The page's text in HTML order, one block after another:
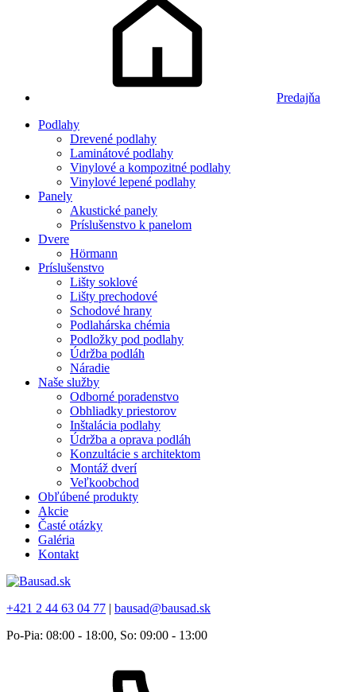
Predajňa
Podlahy
Drevené podlahy
Laminátové podlahy
Vinylové a kompozitné podlahy
Vinylové lepené podlahy
Panely
Akustické panely
Príslušenstvo k panelom
Dvere
Hörmann
Príslušenstvo
Lišty soklové
Lišty prechodové
Schodové hrany
Podlahárska chémia
Podložky pod podlahy
Údržba podláh
Náradie
Naše služby
Odborné poradenstvo
Obhliadky priestorov
Inštalácia podlahy
Údržba a oprava podláh
Konzultácie s architektom
Montáž dverí
Veľkoobchod
Obľúbené produkty
Akcie
Časté otázky
Galéria
Kontakt
+421 2 44 63 04 77 | bausad@bausad.sk
Po-Pia: 08:00 - 18:00, So: 09:00 - 13:00